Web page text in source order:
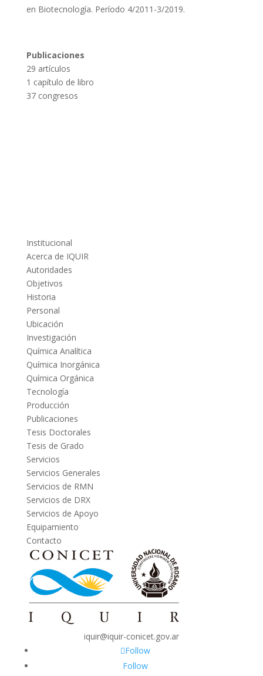
en Biotecnología. Período 4/2011-3/2019.
Publicaciones
29 artículos
1 capítulo de libro
37 congresos
Institucional
Acerca de IQUIR
Autoridades
Objetivos
Historia
Personal
Ubicación
Investigación
Química Analítica
Química Inorgánica
Química Orgánica
Tecnología
Producción
Publicaciones
Tesis Doctorales
Tesis de Grado
Servicios
Servicios Generales
Servicios de RMN
Servicios de DRX
Servicios de Apoyo
Equipamiento
Contacto
iquir@iquir-conicet.gov.ar
Follow
Follow